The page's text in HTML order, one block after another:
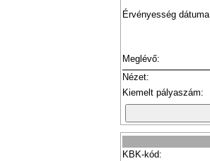
Érvényesség
Meglévő:
Nézet:
Kiemelt pályaszám:
KBK-kód: